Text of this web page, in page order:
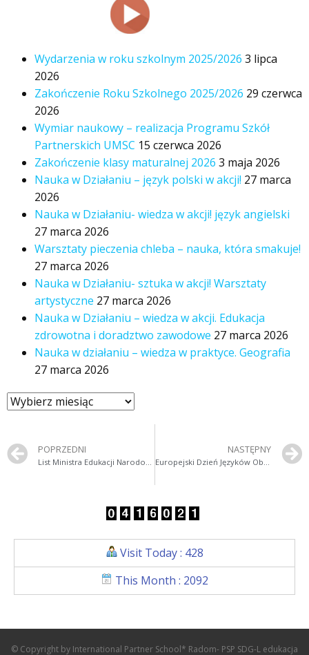
Wydarzenia w roku szkolnym 2025/2026 3 lipca
2026
Zakończenie Roku Szkolnego 2025/2026 29 czerwca
2026
Wymiar naukowy – realizacja Programu Szkół
Partnerskich UMSC 15 czerwca 2026
Zakończenie klasy maturalnej 2026 3 maja 2026
Nauka w Działaniu – język polski w akcji! 27 marca
2026
Nauka w Działaniu- wiedza w akcji! język angielski
27 marca 2026
Warsztaty pieczenia chleba – nauka, która smakuje!
27 marca 2026
Nauka w Działaniu- sztuka w akcji! Warsztaty
artystyczne 27 marca 2026
Nauka w Działaniu – wiedza w akcji. Edukacja
zdrowotna i doradztwo zawodowe 27 marca 2026
Nauka w działaniu – wiedza w praktyce. Geografia
27 marca 2026
POPRZEDNI NASTĘPNY
Visit Today : 428
This Month : 2092
© Copyright by International Partner School* Radom- PSP SDG-L edukacja